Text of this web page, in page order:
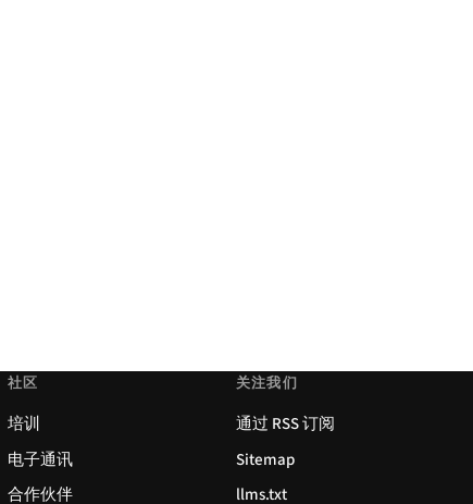
社区
培训
电子通讯
合作伙伴
关注我们
通过 RSS 订阅
Sitemap
llms.txt